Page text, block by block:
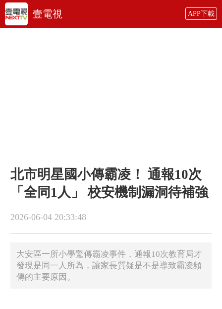
壹電視 APP下載
北市明星國小傳霸凌！ 通報10次
「全同1人」 校安機制漏洞待補強
2026-06-04 20:33:48
大安區一所小學驚傳霸凌事件，通報10次教育局才
發現是同一人所為，讓家長質疑是不是導致霸凌頻
傳的主要原因。